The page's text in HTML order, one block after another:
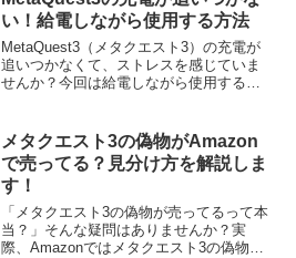
ない…という人もい...
い！給電しながら使用する方法
MetaQuest3（メタクエスト3）の充電が
追いつかなくて、ストレスを感じていま
せんか？今回は給電しながら使用する方
メタクエスト3の偽物がAmazon
で売ってる？見分け方を解説しま
す！
「メタクエスト3の偽物が売ってるって本
当？」そんな疑問はありませんか？実
際、Amazonではメタクエスト3の偽物が